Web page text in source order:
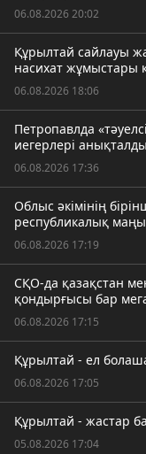
06.08.2026 20:02
Құрылтай сайлауы
насихат жұмыстары
06.08.2026 18:06
Петропавлда
иегерлері анықталды
06.08.2026 17:36
Облыс әкімінің
республикалық
06.08.2026 17:19
СҚО-да қазақстан
қондырғысы бар
06.08.2026 17:15
Құрылтай - ел
06.08.2026 17:05
Құрылтай - жастар
05.08.2026 17:04